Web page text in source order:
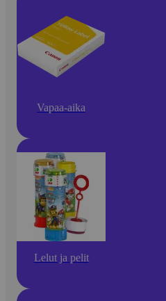
Vapaa-aika
Lelut ja pelit